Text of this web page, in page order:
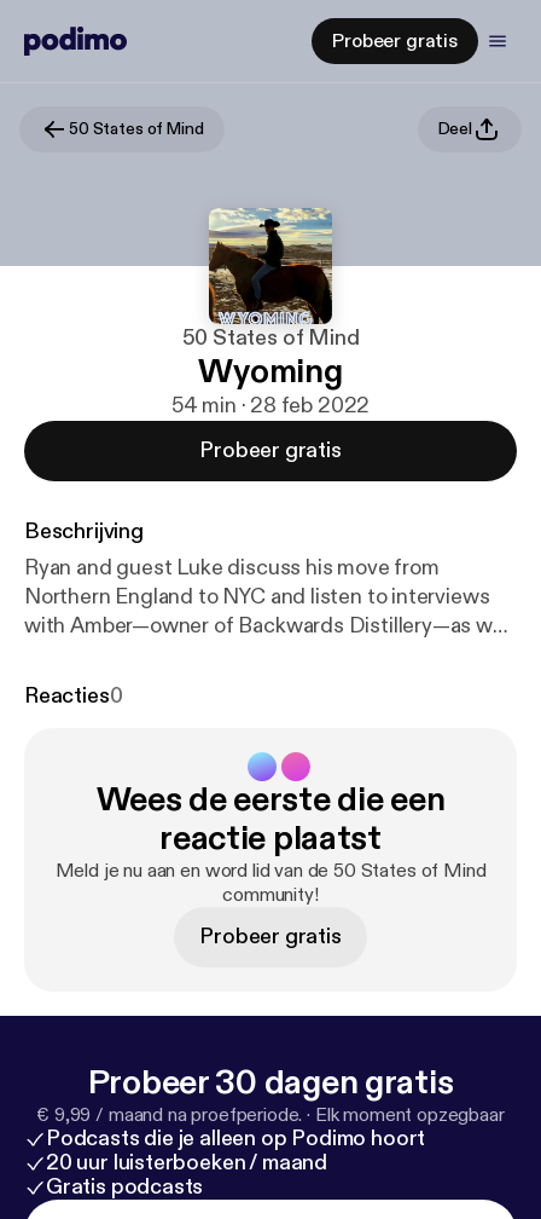
Probeer gratis
50 States of Mind Deel
50 States of Mind
Wyoming
54 min · 28 feb 2022
Probeer gratis
Beschrijving
Ryan and guest Luke discuss his move from
Northern England to NYC and listen to interviews
with Amber—owner of Backwards Distillery—as well
Reacties0
Wees de eerste die een
reactie plaatst
Meld je nu aan en word lid van de 50 States of Mind
community!
Probeer gratis
Probeer 30 dagen gratis
€ 9,99 / maand na proefperiode. · Elk moment opzegbaar
Podcasts die je alleen op Podimo hoort
20 uur luisterboeken / maand
Gratis podcasts